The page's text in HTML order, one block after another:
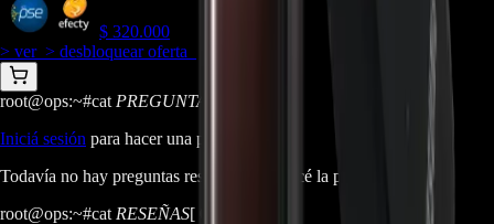
$ 320.000
> ver_ > desbloquear oferta_
root@ops:~#cat PREGUNTAS
Iniciá sesión para hacer una pregunta.
Todavía no hay preguntas respondidas. Hacé la primera.
root@ops:~#cat RESEÑAS[ 0 ]